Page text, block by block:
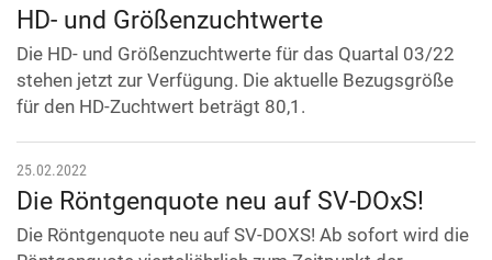
HD- und Größenzuchtwerte
Die HD- und Größenzuchtwerte für das Quartal 03/22
stehen jetzt zur Verfügung. Die aktuelle Bezugsgröße
für den HD-Zuchtwert beträgt 80,1.
25.02.2022
Die Röntgenquote neu auf SV-DOxS!
Die Röntgenquote neu auf SV-DOXS! Ab sofort wird die